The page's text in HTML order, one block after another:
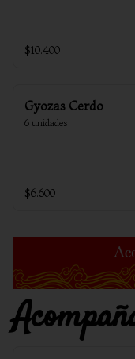
$10.400
Gyozas Cerdo
6 unidades
$6.600